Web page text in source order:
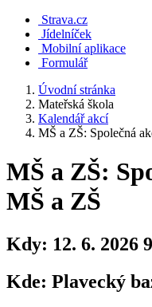
Strava.cz
Jídelníček
Mobilní aplikace
Formulář
Úvodní stránka
Mateřská škola
Kalendář akcí
MŠ a ZŠ: Společná
MŠ a ZŠ:
MŠ a ZŠ
Kdy: 12. 6. 2026
Kde: Plavecký